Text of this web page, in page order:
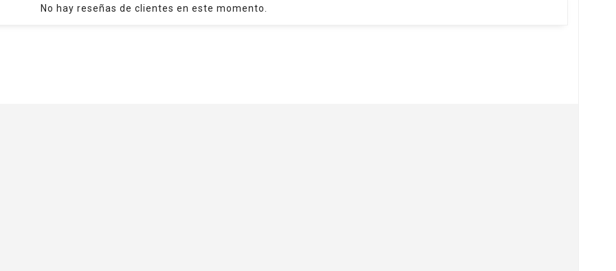
No hay reseñas de clientes en este momento.